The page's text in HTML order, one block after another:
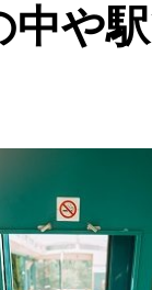
や